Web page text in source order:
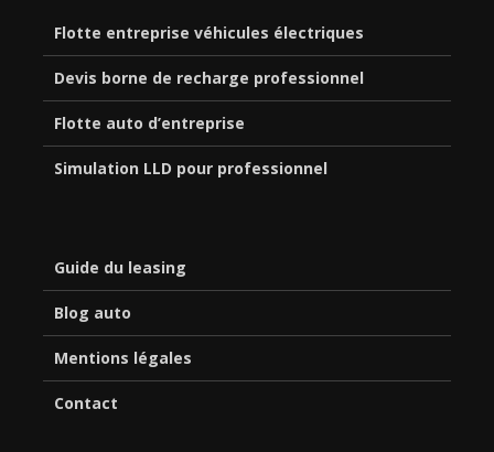
Flotte entreprise véhicules électriques
Devis borne de recharge professionnel
Flotte auto d’entreprise
Simulation LLD pour professionnel
Guide du leasing
Blog auto
Mentions légales
Contact